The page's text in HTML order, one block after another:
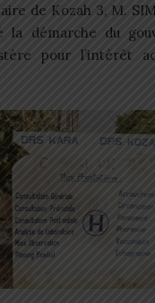
de Kozah 3, M.
la démarche du
pour l’intérêt